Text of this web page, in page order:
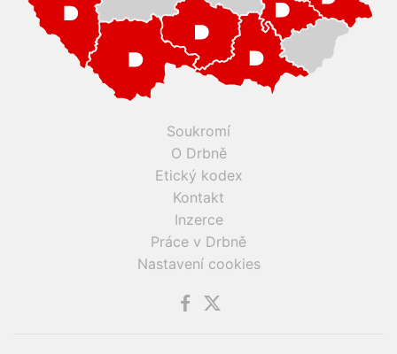
Soukromí
O Drbně
Etický kodex
Kontakt
Inzerce
Práce v Drbně
Nastavení cookies